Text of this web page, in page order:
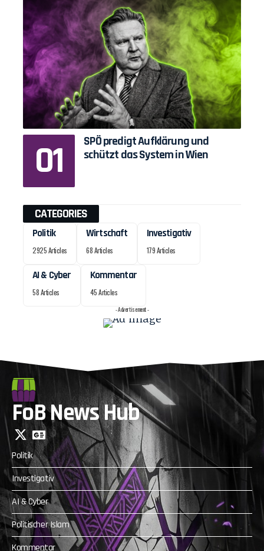
SPÖ predigt Aufklärung und
schützt das System in Wien
CATEGORIES
Politik
2925 Articles
Wirtschaft
68 Articles
Investigativ
179 Articles
AI & Cyber
58 Articles
Kommentar
45 Articles
- Advertisement -
FoB News Hub
Politik
Investigativ
AI & Cyber
Politischer Islam
Kommentar